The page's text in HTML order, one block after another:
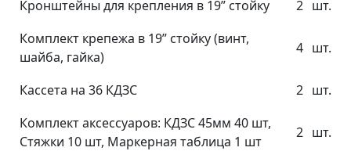
Кронштейны для крепления в 19” стойку 2 шт.
Комплект крепежа в 19” стойку (винт,
шайба, гайка)
4 шт.
Кассета на 36 КДЗС 2 шт.
Комплект аксессуаров: КДЗС 45мм 40 шт,
Стяжки 10 шт, Маркерная таблица 1 шт
2 шт.